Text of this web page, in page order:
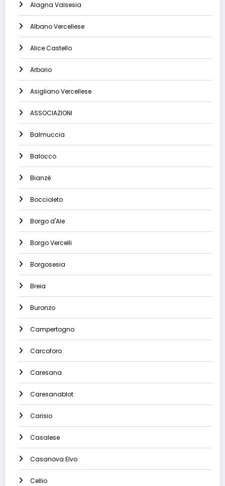
Alagna Valsesia
Albano Vercellese
Alice Castello
Arborio
Asigliano Vercellese
ASSOCIAZIONI
Balmuccia
Balocco
Bianzè
Boccioleto
Borgo d'Ale
Borgo Vercelli
Borgosesia
Breia
Buronzo
Campertogno
Carcoforo
Caresana
Caresanablot
Carisio
Casalese
Casanova Elvo
Cellio